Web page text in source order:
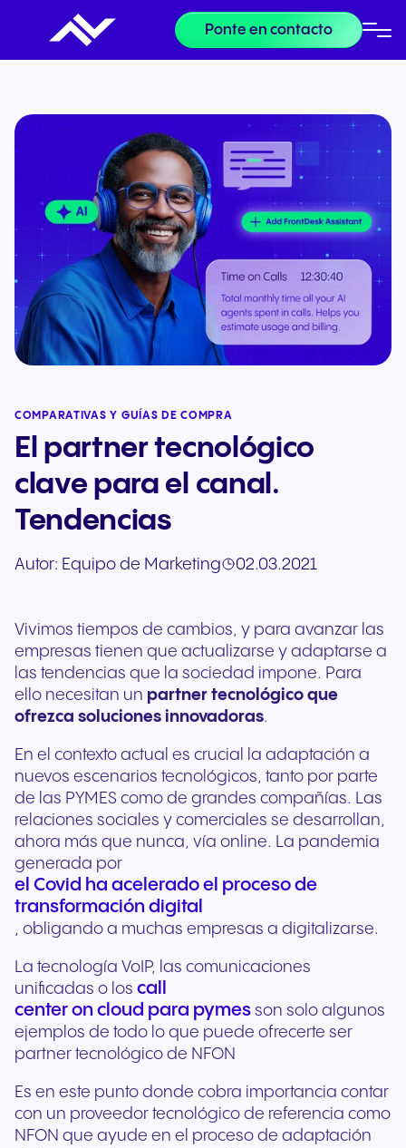
Ponte en contacto
COMPARATIVAS Y GUÍAS DE COMPRA
El partner tecnológico
clave para el canal.
Tendencias
Autor: Equipo de Marketing 02.03.2021
Vivimos tiempos de cambios, y para avanzar las
empresas tienen que actualizarse y adaptarse a
las tendencias que la sociedad impone. Para
ello necesitan un partner tecnológico que
ofrezca soluciones innovadoras.
En el contexto actual es crucial la adaptación a
nuevos escenarios tecnológicos, tanto por parte
de las PYMES como de grandes compañías. Las
relaciones sociales y comerciales se desarrollan,
ahora más que nunca, vía online. La pandemia
generada por
el Covid ha acelerado el proceso de
transformación digital
, obligando a muchas empresas a digitalizarse.
La tecnología VoIP, las comunicaciones
unificadas o los call
center on cloud para pymes son solo algunos
ejemplos de todo lo que puede ofrecerte ser
partner tecnológico de NFON
Es en este punto donde cobra importancia contar
con un proveedor tecnológico de referencia como
NFON que ayude en el proceso de adaptación